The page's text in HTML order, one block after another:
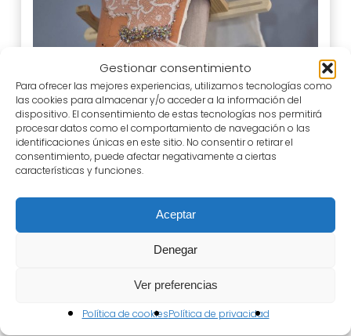
Gestionar consentimiento
Para ofrecer las mejores experiencias, utilizamos tecnologías como
las cookies para almacenar y/o acceder a la información del
dispositivo. El consentimiento de estas tecnologías nos permitirá
procesar datos como el comportamiento de navegación o las
identificaciones únicas en este sitio. No consentir o retirar el
consentimiento, puede afectar negativamente a ciertas
características y funciones.
Aceptar
Denegar
Ver preferencias
Política de cookiesPolítica de privacidad
Taller, Tradición y artesanía
Taller de Encaje de Bolillos
para adultos
Museo del Encaje y la Blonda